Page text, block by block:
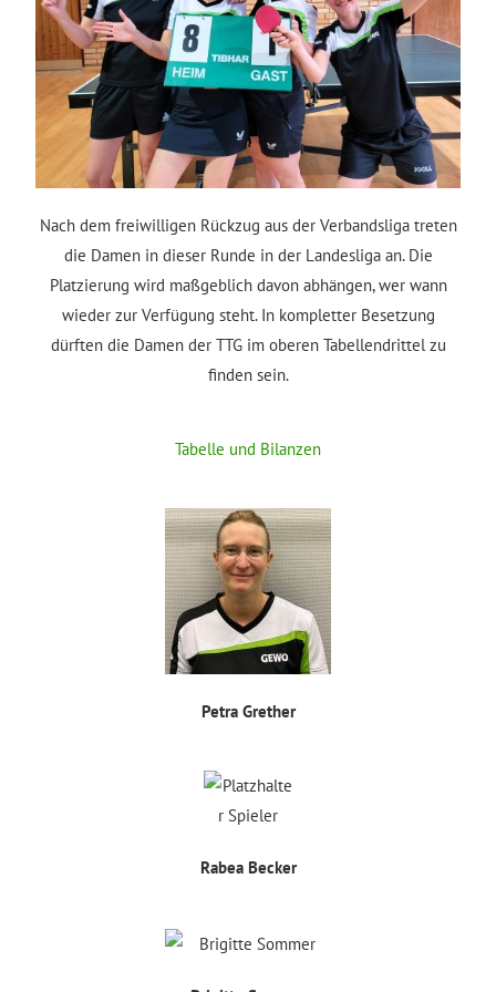
Nach dem freiwilligen Rückzug aus der Verbandsliga treten
die Damen in dieser Runde in der Landesliga an. Die
Platzierung wird maßgeblich davon abhängen, wer wann
wieder zur Verfügung steht. In kompletter Besetzung
dürften die Damen der TTG im oberen Tabellendrittel zu
finden sein.
Tabelle und Bilanzen
Petra Grether
Rabea Becker